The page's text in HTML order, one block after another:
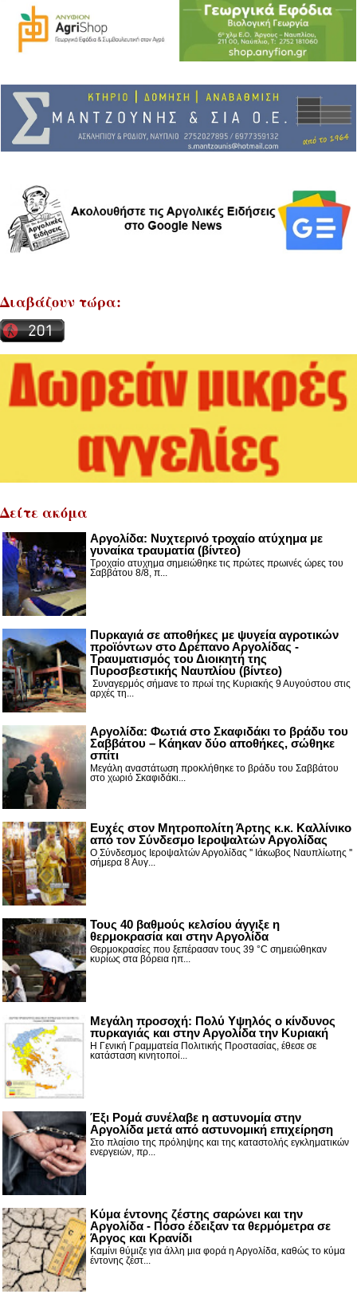
Διαβάζουν τώρα:
Δείτε ακόμα
Αργολίδα: Νυχτερινό τροχαίο ατύχημα με
γυναίκα τραυματία (βίντεο)
Τροχαίο ατυχημα σημειώθηκε τις πρώτες πρωινές ώρες του
Σαββάτου 8/8, π...
Πυρκαγιά σε αποθήκες με ψυγεία αγροτικών
προϊόντων στο Δρέπανο Αργολίδας -
Τραυματισμός του Διοικητή της
Πυροσβεστικής Ναυπλίου (βίντεο)
Συναγερμός σήμανε το πρωί της Κυριακής 9 Αυγούστου στις
αρχές τη...
Αργολίδα: Φωτιά στο Σκαφιδάκι το βράδυ του
Σαββάτου – Κάηκαν δύο αποθήκες, σώθηκε
σπίτι
Μεγάλη αναστάτωση προκλήθηκε το βράδυ του Σαββάτου
στο χωριό Σκαφιδάκι...
Ευχές στον Μητροπολίτη Άρτης κ.κ. Καλλίνικο
από τον Σύνδεσμο Ιεροψαλτών Αργολίδας
Ο Σύνδεσμος Ιεροψαλτών Αργολίδας '' Ιάκωβος Ναυπλίωτης ''
σήμερα 8 Αυγ...
Τους 40 βαθμούς κελσίου άγγιξε η
θερμοκρασία και στην Αργολίδα
Θερμοκρασίες που ξεπέρασαν τους 39 °C σημειώθηκαν
κυρίως στα βόρεια ηπ...
Μεγάλη προσοχή: Πολύ Υψηλός ο κίνδυνος
πυρκαγιάς και στην Αργολίδα την Κυριακή
Η Γενική Γραμματεία Πολιτικής Προστασίας, έθεσε σε
κατάσταση κινητοποί...
Έξι Ρομά συνέλαβε η αστυνομία στην
Αργολίδα μετά από αστυνομική επιχείρηση
Στο πλαίσιο της πρόληψης και της καταστολής εγκληματικών
ενεργειών, πρ...
Κύμα έντονης ζέστης σαρώνει και την
Αργολίδα - Πόσο έδειξαν τα θερμόμετρα σε
Άργος και Κρανίδι
Καμίνι θύμιζε για άλλη μια φορά η Αργολίδα, καθώς το κύμα
έντονης ζέστ...